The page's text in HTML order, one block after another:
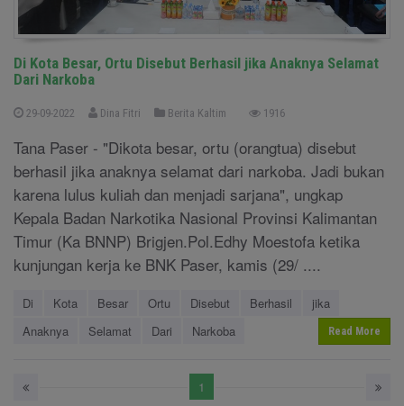
Di Kota Besar, Ortu Disebut Berhasil jika Anaknya Selamat
Dari Narkoba
29-09-2022 Dina Fitri Berita Kaltim 1916
Tana Paser - "Dikota besar, ortu (orangtua) disebut
berhasil jika anaknya selamat dari narkoba. Jadi bukan
karena lulus kuliah dan menjadi sarjana", ungkap
Kepala Badan Narkotika Nasional Provinsi Kalimantan
Timur (Ka BNNP) Brigjen.Pol.Edhy Moestofa ketika
kunjungan kerja ke BNK Paser, kamis (29/ ....
Di Kota Besar Ortu Disebut Berhasil
jika
Anaknya
Selamat Dari Narkoba Read More
1